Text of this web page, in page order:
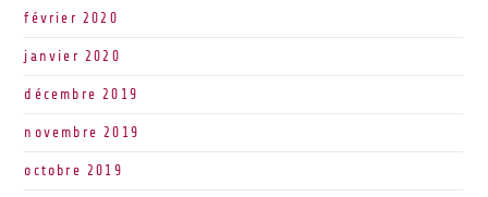
février 2020
janvier 2020
décembre 2019
novembre 2019
octobre 2019